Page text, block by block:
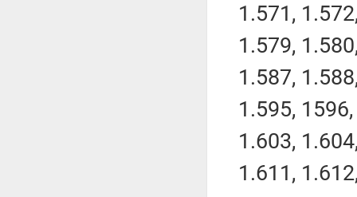
1.571,
1.579,
1.587,
1.595,
1.603,
1.611,